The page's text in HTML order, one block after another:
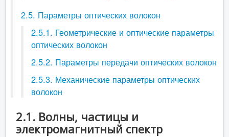
2.5. Параметры оптических волокон
2.5.1. Геометрические и оптические параметры
оптических волокон
2.5.2. Параметры передачи оптических волокон
2.5.3. Механические параметры оптических
волокон
2.1. Волны, частицы и
электромагнитный спектр